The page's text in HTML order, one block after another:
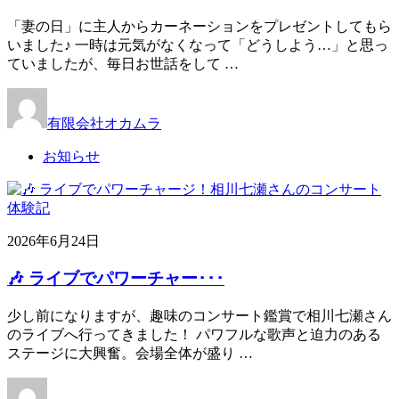
「妻の日」に主人からカーネーションをプレゼントしてもら
いました♪ 一時は元気がなくなって「どうしよう…」と思っ
ていましたが、毎日お世話をして …
有限会社オカムラ
お知らせ
2026年6月24日
🎶 ライブでパワーチャー･･･
少し前になりますが、趣味のコンサート鑑賞で相川七瀬さん
のライブへ行ってきました！ パワフルな歌声と迫力のある
ステージに大興奮。会場全体が盛り …